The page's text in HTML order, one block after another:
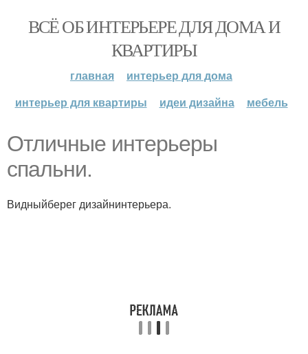
ВСЁ ОБ ИНТЕРЬЕРЕ ДЛЯ ДОМА И
КВАРТИРЫ
главная
интерьер для дома
интерьер для квартиры
идеи дизайна мебель
Отличные интерьеры
спальни.
Видныйберег дизайнинтерьера.